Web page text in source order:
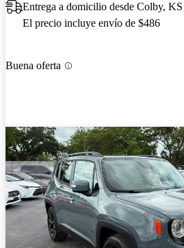
Entrega a domicilio desde Colby, KS
El precio incluye envío de $486
Buena oferta